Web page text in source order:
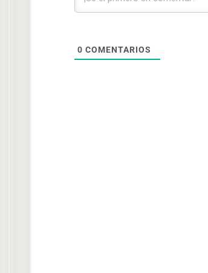
0 COMENTARIOS